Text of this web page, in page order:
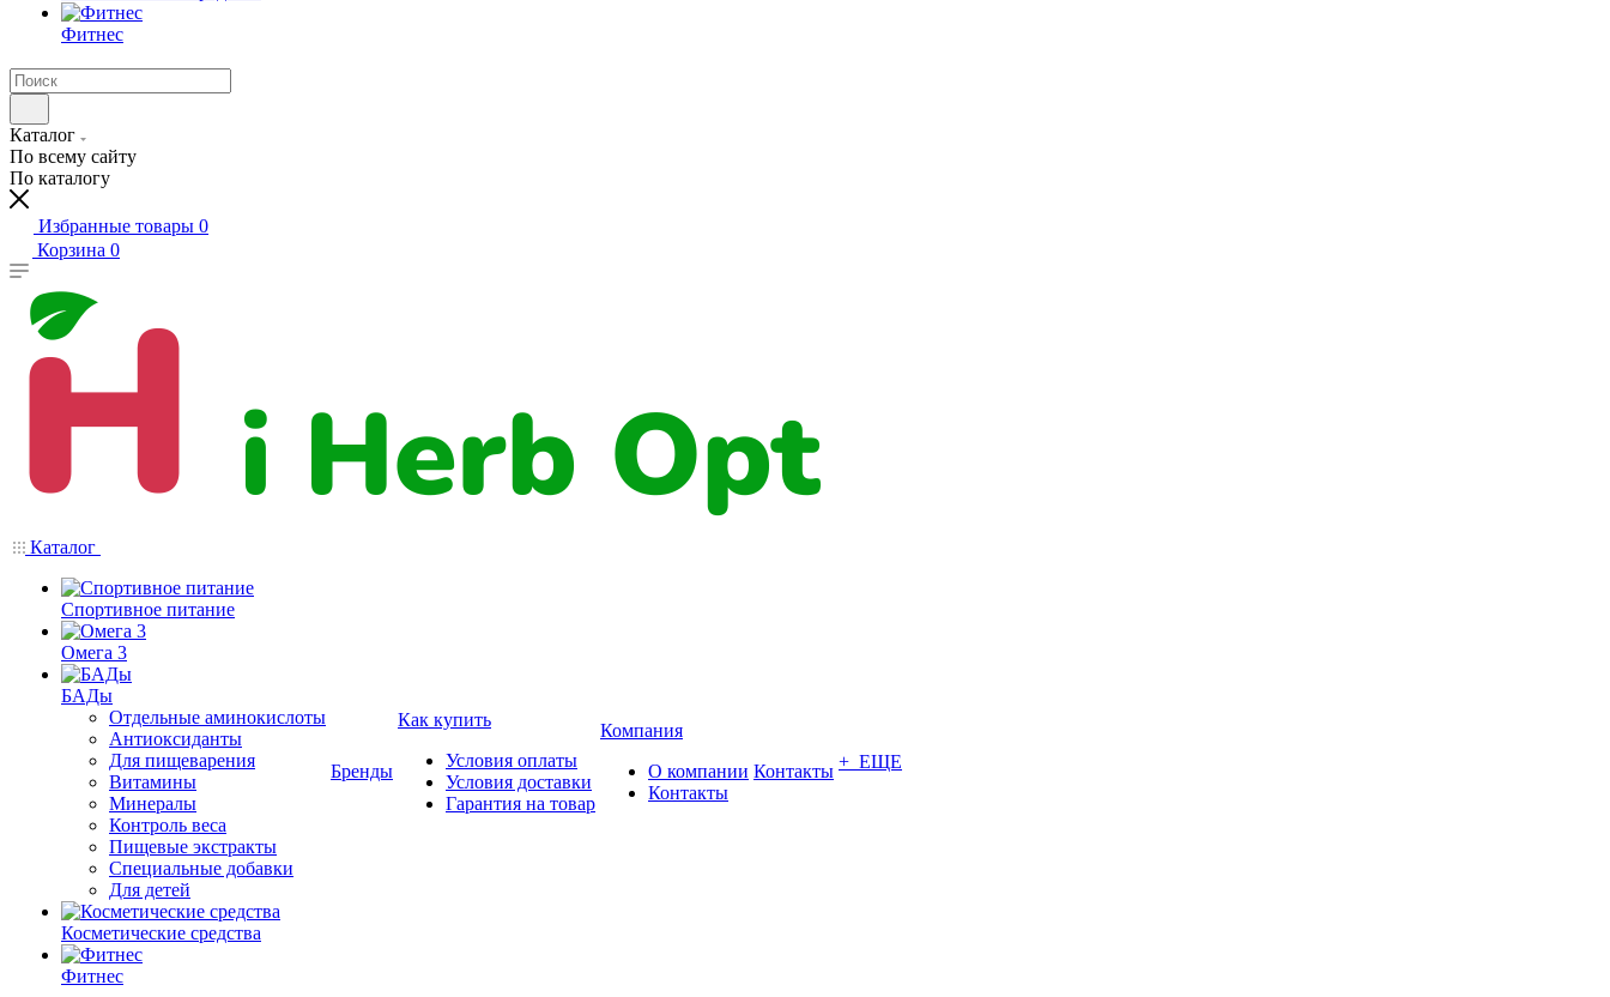
Фитнес
Каталог
По всему сайту
По каталогу
Избранные товары 0
Корзина 0
Каталог
Спортивное питание
Омега 3
БАДы
Отдельные аминокислоты
Антиоксиданты
Для пищеварения
Витамины
Минералы
Контроль веса
Пищевые экстракты
Специальные добавки
Для детей
Косметические средства
Фитнес
Бренды
Как купить
Условия оплаты
Условия доставки
Гарантия на товар
Компания
О компании
Контакты
Контакты + ЕЩЕ